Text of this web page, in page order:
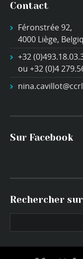
Contact
Féronstrée 92,
4000 Liège,
+32
ou +32 (0)4
Sur Facebook
Rechercher